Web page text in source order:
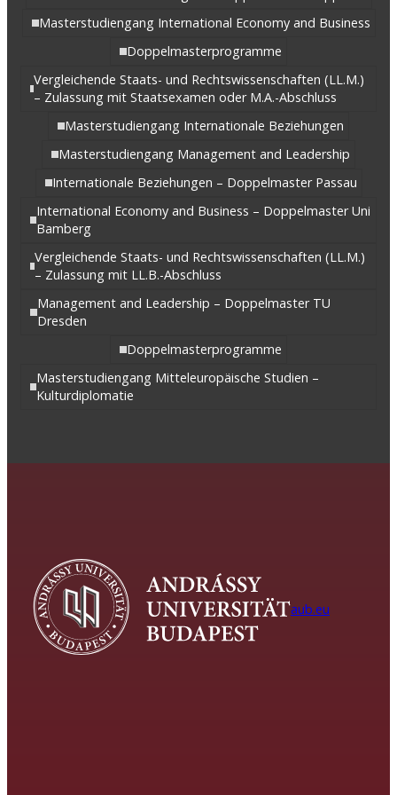
Masterstudiengang International Economy and Business
Doppelmasterprogramme
Vergleichende Staats- und Rechtswissenschaften (LL.M.)
– Zulassung mit Staatsexamen oder M.A.-Abschluss
Masterstudiengang Internationale Beziehungen
Masterstudiengang Management and Leadership
Internationale Beziehungen – Doppelmaster Passau
International Economy and Business – Doppelmaster Uni
Bamberg
Vergleichende Staats- und Rechtswissenschaften (LL.M.)
– Zulassung mit LL.B.-Abschluss
Management and Leadership – Doppelmaster TU
Dresden
Doppelmasterprogramme
Masterstudiengang Mitteleuropäische Studien –
Kulturdiplomatie
aub.eu